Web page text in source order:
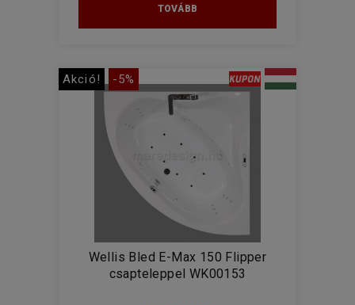
TOVÁBB
Akció! -5%
Wellis Bled E-Max 150 Flipper
csapteleppel WK00153